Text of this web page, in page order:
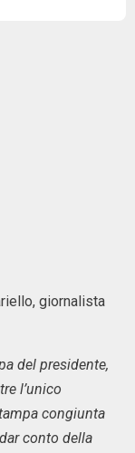
giornalista
del presidente,
l’unico
congiunta
conto della